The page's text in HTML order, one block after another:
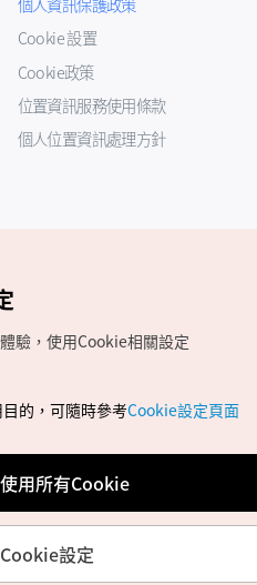
Cookie 設置
Cookie政策
位置資訊服務使用條款
個人位置資訊處理方針
權所有
信至官方信箱
驗，使用Cookie相關設定
的，可隨時參考Cookie設定頁面
用所有Cookie
Cookie設定